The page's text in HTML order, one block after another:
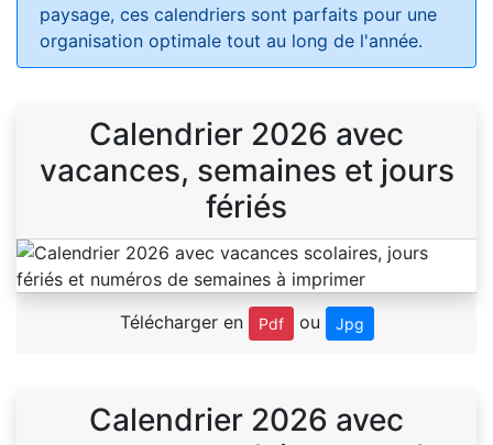
paysage, ces calendriers sont parfaits pour une
organisation optimale tout au long de l'année.
Calendrier 2026 avec
vacances, semaines et jours
fériés
Télécharger en Pdf ou Jpg
Calendrier 2026 avec